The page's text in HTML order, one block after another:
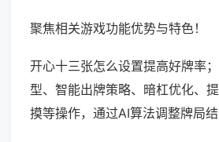
聚焦相关游戏功能优势与特色！
开心十三张怎么设置提高好牌率
型、智能出牌策略、暗杠优化、
摸等操作，通过AI算法调整牌局结